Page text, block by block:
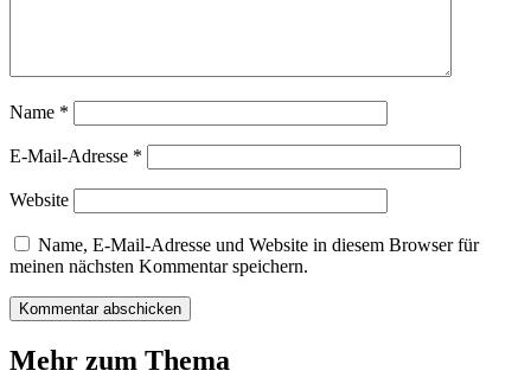
Name *
E-Mail-Adresse *
Website
Name, E-Mail-Adresse und Website in diesem Browser für
meinen nächsten Kommentar speichern.
Mehr zum Thema